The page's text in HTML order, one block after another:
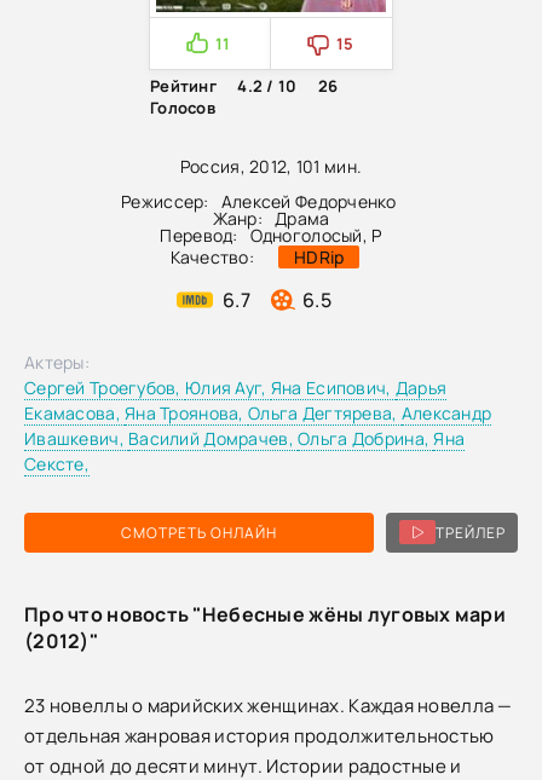
Россия, 2012, 101 мин.
Режиссер:
Алексей Федорченко
Жанр: Драма
Перевод:
Одноголосый, Р
Качество:
HDRip
6.7 6.5
11
15
Рейтинг
4.2 / 10
26
Голосов
СМОТРЕТЬ ОНЛАЙН ТРЕЙЛЕР
Актеры:
Сергей Троегубов, Юлия Ауг, Яна Есипович, Дарья
Екамасова,Яна Троянова,Ольга Дегтярева, Александр
Ивашкевич, Василий Домрачев,Ольга Добрина,Яна
Сексте,
Про что новость "Небесные жёны луговых мари
(2012)"
23 новеллы о марийских женщинах. Каждая новелла —
отдельная жанровая история продолжительностью
от одной до десяти минут. Истории радостные и